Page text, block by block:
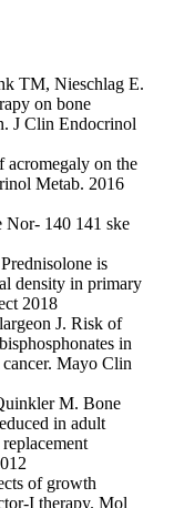
TM, Nieschlag E.
on bone
J Clin Endocrinol
acromegaly on the
Metab. 2016
Nor- 140 141 ske
is
density in primary
2018
J. Risk of
in
Mayo Clin
M. Bone
in adult
of growth
I therapy. Mol